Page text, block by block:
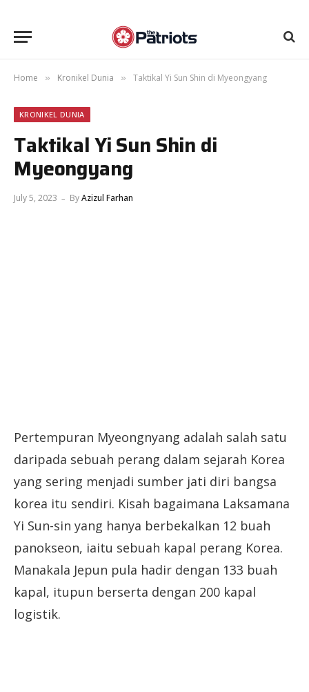
Home » Kronikel Dunia » Taktikal Yi Sun Shin di Myeongyang
KRONIKEL DUNIA
Taktikal Yi Sun Shin di
Myeongyang
July 5, 2023 ByAzizul Farhan
Pertempuran Myeongnyang adalah salah satu
daripada sebuah perang dalam sejarah Korea
yang sering menjadi sumber jati diri bangsa
korea itu sendiri. Kisah bagaimana Laksamana
Yi Sun-sin yang hanya berbekalkan 12 buah
panokseon, iaitu sebuah kapal perang Korea.
Manakala Jepun pula hadir dengan 133 buah
kapal, itupun berserta dengan 200 kapal
logistik.